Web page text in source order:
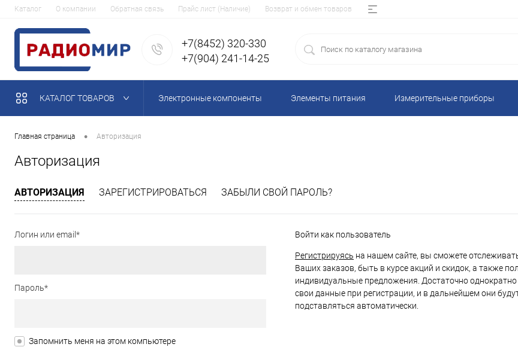
Каталог О компании Обратная связь Прайс лист (Наличие) Возврат и обмен товаров
+7(8452) 320-330
+7(904) 241-14-25
КАТАЛОГ ТОВАРОВ Электронные компоненты Элементы питания Измерительные приборы
Главная страница • Авторизация
Авторизация
АВТОРИЗАЦИЯ ЗАРЕГИСТРИРОВАТЬСЯ ЗАБЫЛИ СВОЙ ПАРОЛЬ?
Логин или email*
Пароль*
Запомнить меня на этом компьютере
Войти как пользователь
Регистрируясь на нашем сайте, вы сможете
Ваших заказов, быть в курсе акций и скидок, а также
индивидуальные предложения. Достаточно однократно
свои данные при регистрации, и в дальнейшем они
подставляться автоматически.